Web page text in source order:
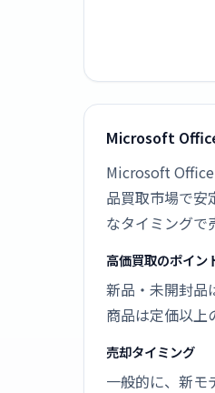
Microsoft
Microsoft
品買取市場で安
なタイミングで
高価買取のポイン
新品・未開封品
商品は定価以上
売却タイミング
一般的に、新モ